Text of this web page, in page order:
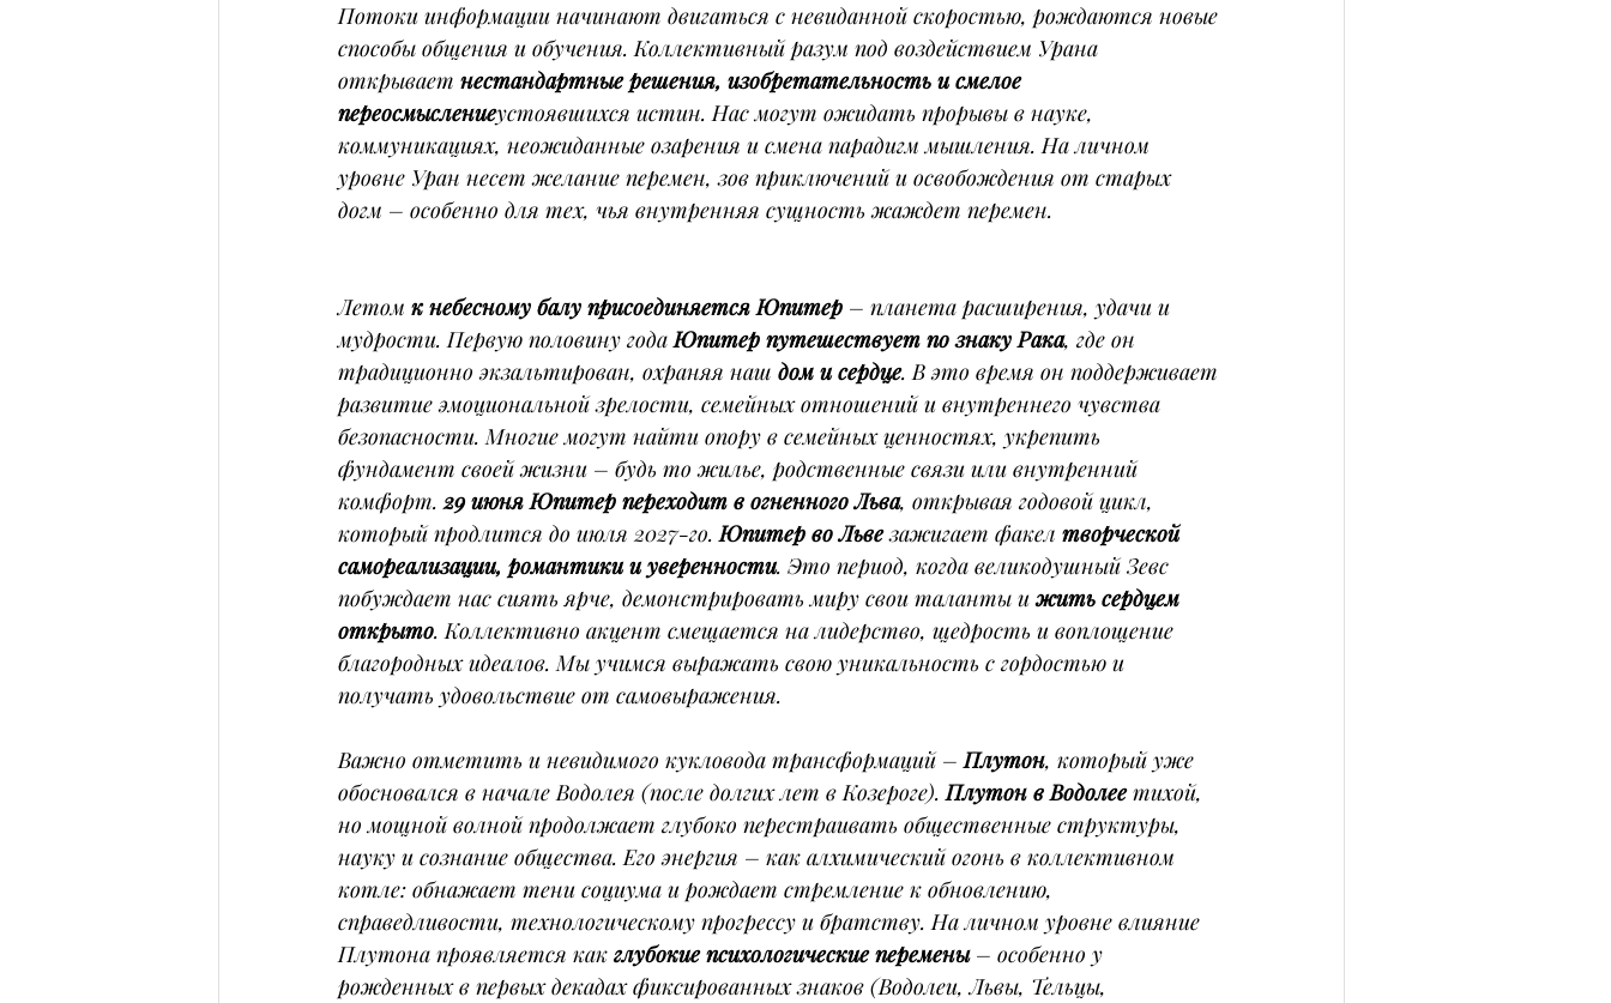
Потоки информации начинают двигаться с невиданной скоростью, рождаются новые
способы общения и обучения. Коллективный разум под воздействием Урана
открывает нестандартные решения, изобретательность и смелое
переосмыслениеустоявшихся истин. Нас могут ожидать прорывы в науке,
коммуникациях, неожиданные озарения и смена парадигм мышления. На личном
уровне Уран несет желание перемен, зов приключений и освобождения от старых
догм – особенно для тех, чья внутренняя сущность жаждет перемен.
Летом к небесному балу присоединяется Юпитер – планета расширения, удачи и
мудрости. Первую половину года Юпитер путешествует по знаку Рака, где он
традиционно экзальтирован, охраняя наш дом и сердце. В это время он поддерживает
развитие эмоциональной зрелости, семейных отношений и внутреннего чувства
безопасности. Многие могут найти опору в семейных ценностях, укрепить
фундамент своей жизни – будь то жилье, родственные связи или внутренний
комфорт. 29 июня Юпитер переходит в огненного Льва, открывая годовой цикл,
который продлится до июля 2027-го. Юпитер во Льве зажигает факел творческой
самореализации, романтики и уверенности. Это период, когда великодушный Зевс
побуждает нас сиять ярче, демонстрировать миру свои таланты и жить сердцем
открыто. Коллективно акцент смещается на лидерство, щедрость и воплощение
благородных идеалов. Мы учимся выражать свою уникальность с гордостью и
получать удовольствие от самовыражения.
Важно отметить и невидимого кукловода трансформаций – Плутон, который уже
обосновался в начале Водолея (после долгих лет в Козероге). Плутон в Водолее тихой,
но мощной волной продолжает глубоко перестраивать общественные структуры,
науку и сознание общества. Его энергия – как алхимический огонь в коллективном
котле: обнажает тени социума и рождает стремление к обновлению,
справедливости, технологическому прогрессу и братству. На личном уровне влияние
Плутона проявляется как глубокие психологические перемены – особенно у
рожденных в первых декадах фиксированных знаков (Водолеи, Львы, Тельцы,